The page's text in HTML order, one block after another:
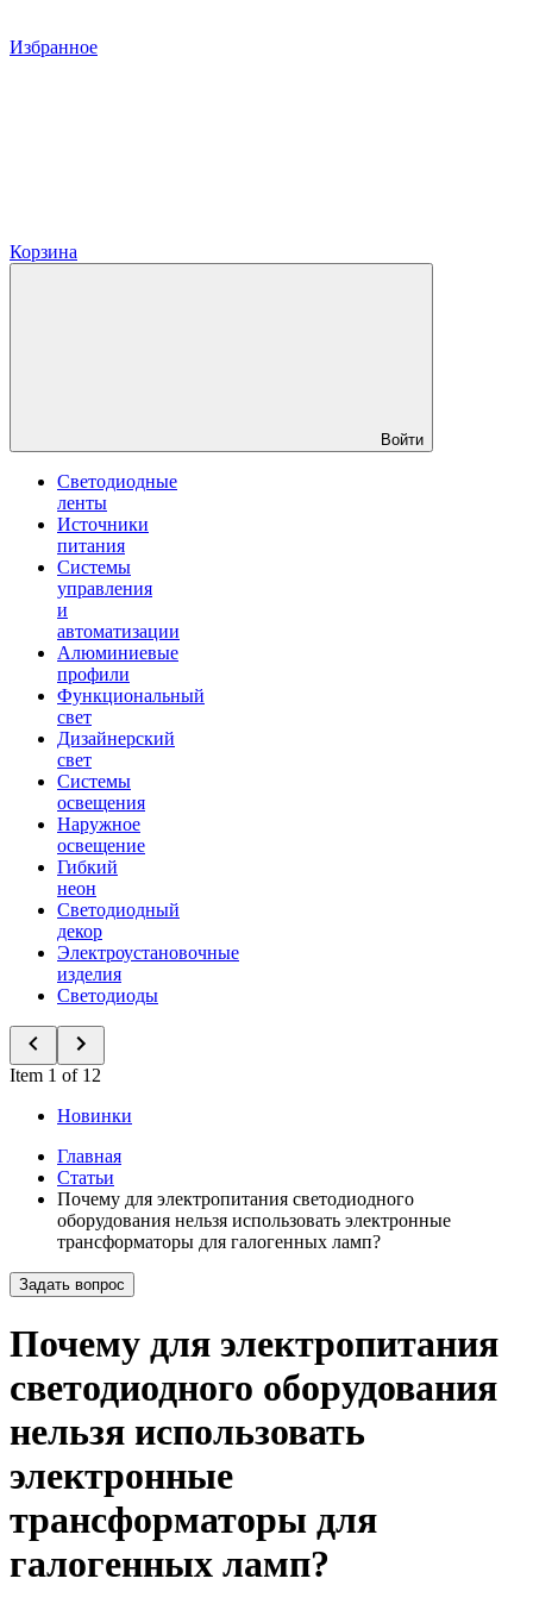
Избранное
Корзина
Войти
Светодиодные
ленты
Источники
питания
Системы
управления
и
автоматизации
Алюминиевые
профили
Функциональный
свет
Дизайнерский
свет
Системы
освещения
Наружное
освещение
Гибкий
неон
Светодиодный
декор
Электроустановочные
изделия
Светодиоды
Item 1 of 12
Новинки
Главная
Статьи
Почему для электропитания светодиодного
оборудования нельзя использовать электронные
трансформаторы для галогенных ламп?
Задать вопрос
Почему для электропитания
светодиодного оборудования
нельзя использовать
электронные
трансформаторы для
галогенных ламп?